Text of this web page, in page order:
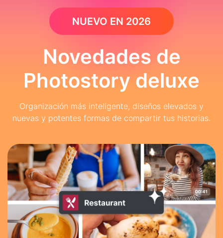
NUEVO EN 2026
Novedades de
Photostory deluxe
Organización más inteligente, diseños elevados y
nuevas y potentes formas de compartir tus historias.